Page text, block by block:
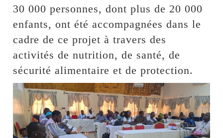
30 000 personnes, dont plus de 20 000
enfants, ont été accompagnées dans le
cadre de ce projet à travers des
activités de nutrition, de santé, de
sécurité alimentaire et de protection.